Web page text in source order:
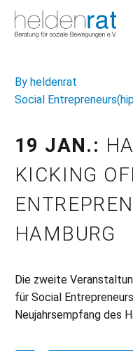
By heldenrat
Social
19 JAN.:
KICKING
HAMBURG
Die zweite
für Social
Neujahrsempfang des